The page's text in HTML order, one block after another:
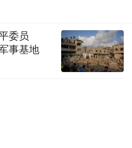
委员
事基地